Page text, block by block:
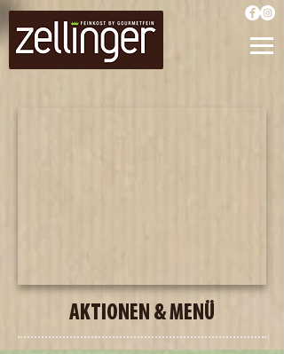
AKTIONEN & MENÜ